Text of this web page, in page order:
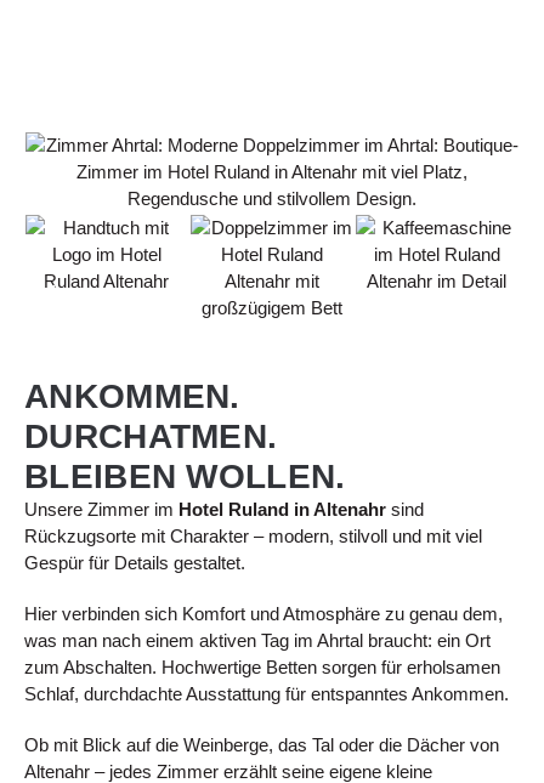
ANKOMMEN.
DURCHATMEN.
BLEIBEN WOLLEN.
Unsere Zimmer im Hotel Ruland in Altenahr sind
Rückzugsorte mit Charakter – modern, stilvoll und mit viel
Gespür für Details gestaltet.
Hier verbinden sich Komfort und Atmosphäre zu genau dem,
was man nach einem aktiven Tag im Ahrtal braucht: ein Ort
zum Abschalten. Hochwertige Betten sorgen für erholsamen
Schlaf, durchdachte Ausstattung für entspanntes Ankommen.
Ob mit Blick auf die Weinberge, das Tal oder die Dächer von
Altenahr – jedes Zimmer erzählt seine eigene kleine